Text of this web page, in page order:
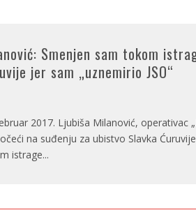
Smenjen sam tokom
jer sam „uznemirio JSO“
2017. Ljubiša Milanović, operativac
na suđenju za ubistvo Slavka
istrage...